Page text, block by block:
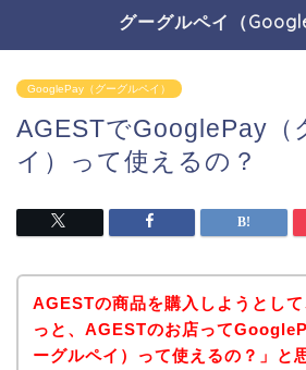
グーグルペイ（
GooglePay（グーグルペイ）
AGESTでGooglePay（
イ）って使えるの？
AGESTの商品を購入しようとし
っと、AGESTのお店って
ーグルペイ）って使えるの？」と